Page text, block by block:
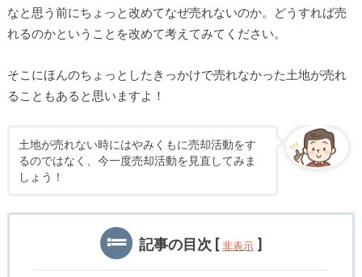
なと思う前にちょっと改めてなぜ売れないのか。どうすれば売
れるのかということを改めて考えてみてください。
そこにほんのちょっとしたきっかけで売れなかった土地が売れ
ることもあると思いますよ！
土地が売れない時にはやみくもに売却活動をす
るのではなく、今一度売却活動を見直してみま
しょう！
記事の目次 [ 非表示 ]